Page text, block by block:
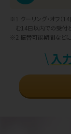
※1 クーリング・オフ（14
む 14日以内での受付
※2 振替可能期間など
\ 入